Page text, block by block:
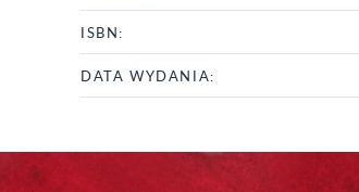
ISBN:
DATA WYDANIA: